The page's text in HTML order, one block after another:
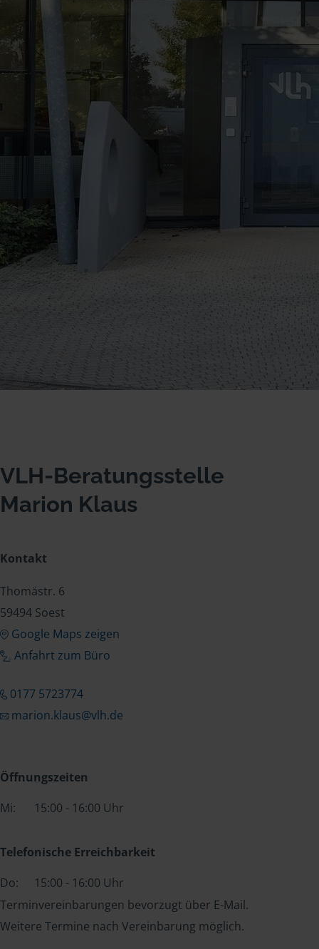
VLH-Beratungsstelle
Marion Klaus
Kontakt
Thomästr. 6
59494 Soest
Google Maps zeigen
Anfahrt zum Büro
0177 5723774
marion.klaus@vlh.de
Öffnungszeiten
Mi:
15:00 - 16:00 Uhr
Telefonische Erreichbarkeit
Do:
15:00 - 16:00 Uhr
Terminvereinbarungen bevorzugt über E-Mail.
Weitere Termine nach Vereinbarung möglich.